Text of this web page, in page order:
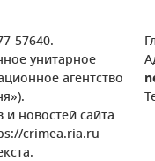
57640.
унитарное
агентство
новостей сайта
crimea.ria.ru